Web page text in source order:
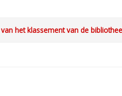
het klassement van de